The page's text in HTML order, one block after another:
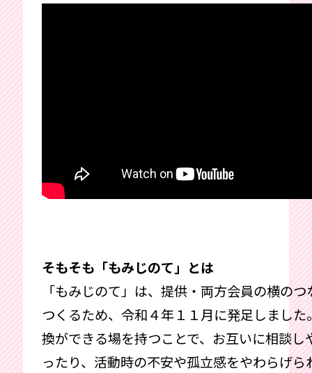
そもそも「もみじのて」とは
「もみじのて」は、提供・両方会員の横の
つくるため、令和４年１１月に発足しました
換ができる場を持つことで、お互いに相談し
ったり、活動時の不安や孤立感をやわらげら